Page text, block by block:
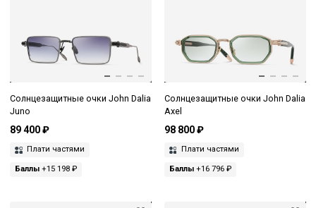
Солнцезащитные очки John Dalia
Juno
89 400 ₽
Плати частями
Баллы +15 198 ₽
Солнцезащитные очки John Dalia
Axel
98 800 ₽
Плати частями
Баллы+16 796 ₽